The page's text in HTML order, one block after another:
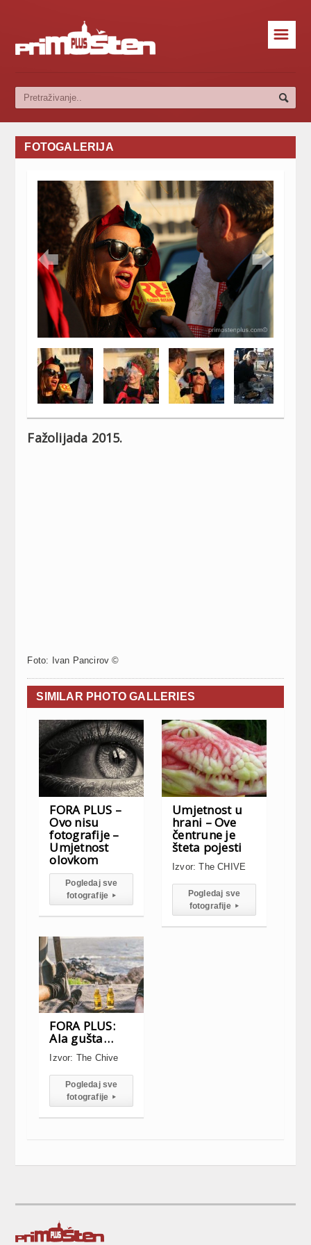
☰
FOTOGALERIJA
 
Fažolijada 2015.
Foto: Ivan Pancirov ©
SIMILAR PHOTO GALLERIES
FORA PLUS –
Ovo nisu
fotografije –
Umjetnost
olovkom
Pogledaj sve
fotografije▸
Umjetnost u
hrani – Ove
čentrune je
šteta pojesti
Izvor: The CHIVE
Pogledaj sve
fotografije▸
FORA PLUS:
Ala gušta…
Izvor: The Chive
Pogledaj sve
fotografije▸